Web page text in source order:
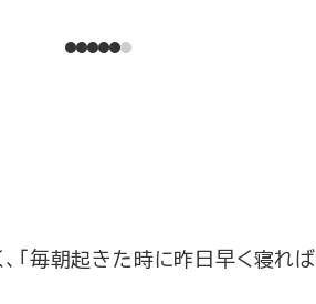
毎朝起きた時に昨日早く寝れ